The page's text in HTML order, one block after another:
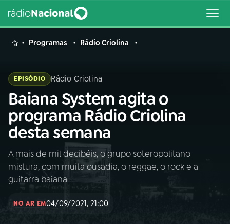
MENU
Buscar
na
Rádio
Nacional
Buscar
AO VIVO
INÍCIO
Programas Rádio Criolina
EPISÓDIO Rádio Criolina
Baiana System agita o
programa Rádio Criolina
desta semana
A mais de mil decibéis, o grupo soteropolitano
mistura, com muita ousadia, o reggae, o rock e a
guitarra baiana
NO AR EM04/09/2021, 21:00